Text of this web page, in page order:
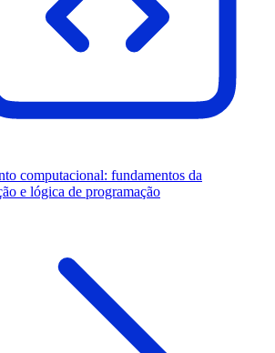
computacional: fundamentos da
e lógica de programação